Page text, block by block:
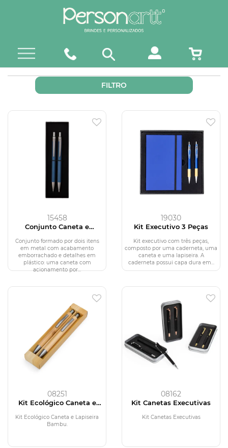
FILTRO
15458
Conjunto Caneta e
Conjunto formado por dois itens
em metal com acabamento
emborrachado e detalhes em
plástico: uma caneta com
acionamento por...
19030
Kit Executivo 3 Peças
Kit executivo com três peças,
composto por uma caderneta, uma
caneta e uma lapiseira. A
caderneta possui capa dura em...
08251
Kit Ecológico Caneta e
Kit Ecológico Caneta e Lapiseira
Bambu.
08162
Kit Canetas Executivas
Kit Canetas Executivas